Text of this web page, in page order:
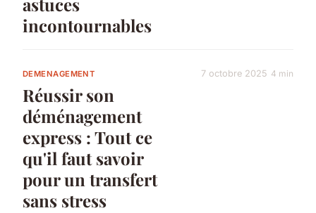
incontournables
DEMENAGEMENT
Réussir son
déménagement
express : Tout ce
qu'il faut savoir
pour un transfert
sans stress
7 octobre 2025 4 min